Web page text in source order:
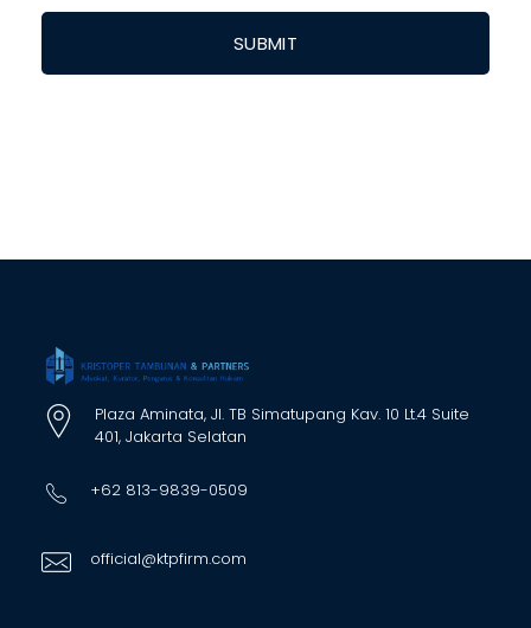
Plaza Aminata, Jl. TB Simatupang Kav. 10 Lt.4 Suite
401, Jakarta Selatan
+62 813-9839-0509
official@ktpfirm.com